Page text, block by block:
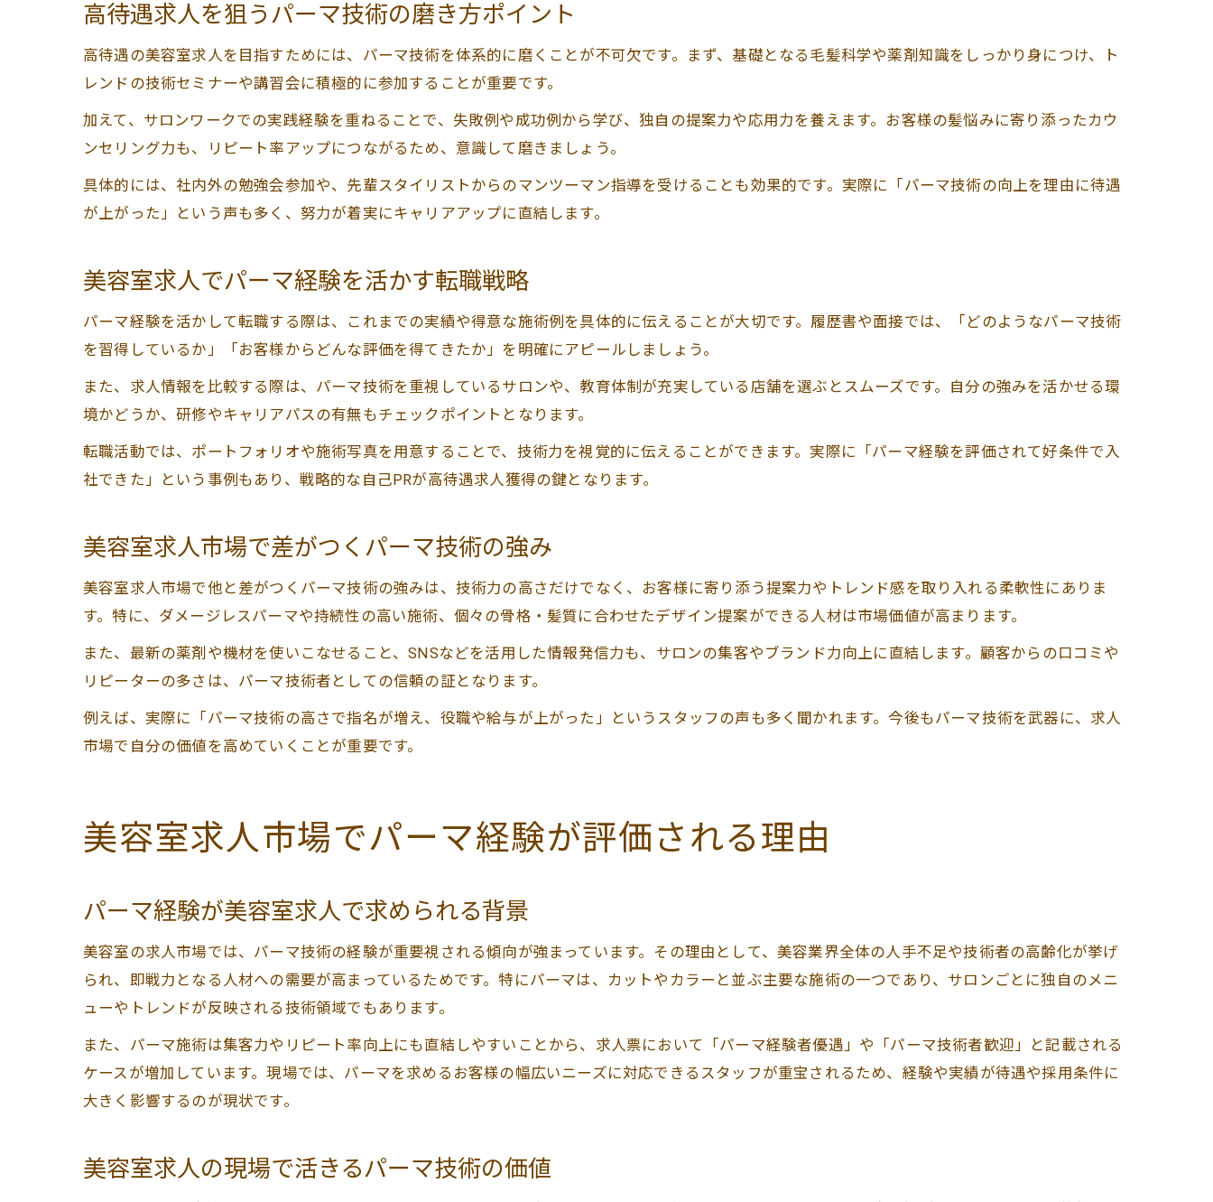
美容室求人で学べるパーマの基礎と魅力
未経験者が美容室求人でパーマを習得するコツ
パーマ技術が未経験者の美容室求人を後押し
美容室求人で未経験から始めるパーマの強み
将来性を高めるパーマ技術×美容室求人の戦略
パーマ技術と美容室求人で広がる将来性の秘訣
美容室求人を有利に進めるパーマ技術習得戦略
パーマ技術の磨き方で美容室求人が変わる理由
高待遇求人を狙うパーマ技術の磨き方ポイント
高待遇の美容室求人を目指すためには、パーマ技術を体系的に磨くことが不可欠です。まず、基礎となる毛髪科学や薬剤知識をしっかり身につけ、ト
レンドの技術セミナーや講習会に積極的に参加することが重要です。
加えて、サロンワークでの実践経験を重ねることで、失敗例や成功例から学び、独自の提案力や応用力を養えます。お客様の髪悩みに寄り添ったカウ
ンセリング力も、リピート率アップにつながるため、意識して磨きましょう。
具体的には、社内外の勉強会参加や、先輩スタイリストからのマンツーマン指導を受けることも効果的です。実際に「パーマ技術の向上を理由に待遇
が上がった」という声も多く、努力が着実にキャリアアップに直結します。
美容室求人でパーマ経験を活かす転職戦略
パーマ経験を活かして転職する際は、これまでの実績や得意な施術例を具体的に伝えることが大切です。履歴書や面接では、「どのようなパーマ技術
を習得しているか」「お客様からどんな評価を得てきたか」を明確にアピールしましょう。
また、求人情報を比較する際は、パーマ技術を重視しているサロンや、教育体制が充実している店舗を選ぶとスムーズです。自分の強みを活かせる環
境かどうか、研修やキャリアパスの有無もチェックポイントとなります。
転職活動では、ポートフォリオや施術写真を用意することで、技術力を視覚的に伝えることができます。実際に「パーマ経験を評価されて好条件で入
社できた」という事例もあり、戦略的な自己PRが高待遇求人獲得の鍵となります。
美容室求人市場で差がつくパーマ技術の強み
美容室求人市場で他と差がつくパーマ技術の強みは、技術力の高さだけでなく、お客様に寄り添う提案力やトレンド感を取り入れる柔軟性にありま
す。特に、ダメージレスパーマや持続性の高い施術、個々の骨格・髪質に合わせたデザイン提案ができる人材は市場価値が高まります。
また、最新の薬剤や機材を使いこなせること、SNSなどを活用した情報発信力も、サロンの集客やブランド力向上に直結します。顧客からの口コミや
リピーターの多さは、パーマ技術者としての信頼の証となります。
例えば、実際に「パーマ技術の高さで指名が増え、役職や給与が上がった」というスタッフの声も多く聞かれます。今後もパーマ技術を武器に、求人
市場で自分の価値を高めていくことが重要です。
美容室求人市場でパーマ経験が評価される理由
パーマ経験が美容室求人で求められる背景
美容室の求人市場では、パーマ技術の経験が重要視される傾向が強まっています。その理由として、美容業界全体の人手不足や技術者の高齢化が挙げ
られ、即戦力となる人材への需要が高まっているためです。特にパーマは、カットやカラーと並ぶ主要な施術の一つであり、サロンごとに独自のメニ
ューやトレンドが反映される技術領域でもあります。
また、パーマ施術は集客力やリピート率向上にも直結しやすいことから、求人票において「パーマ経験者優遇」や「パーマ技術者歓迎」と記載される
ケースが増加しています。現場では、パーマを求めるお客様の幅広いニーズに対応できるスタッフが重宝されるため、経験や実績が待遇や採用条件に
大きく影響するのが現状です。
美容室求人の現場で活きるパーマ技術の価値